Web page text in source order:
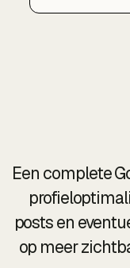
Een complete
posts en
op meer